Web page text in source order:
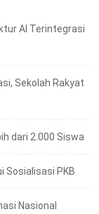
AI Terintegrasi
Sekolah Rakyat
dari 2.000 Siswa
Sosialisasi PKB
Nasional